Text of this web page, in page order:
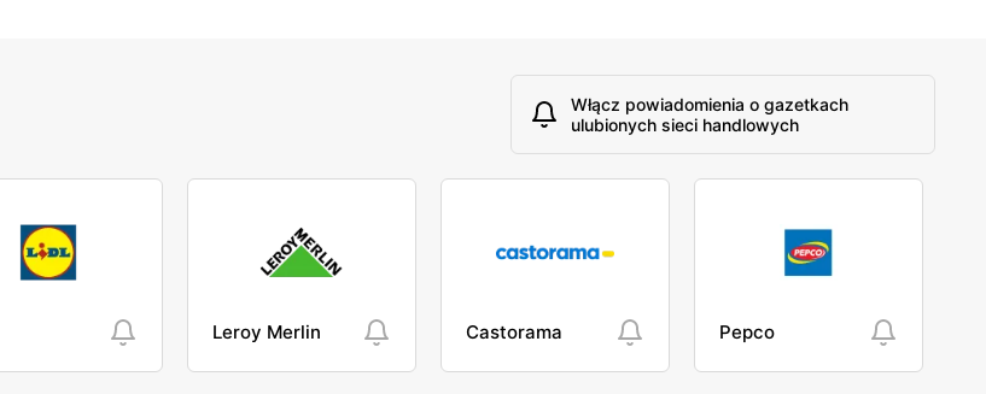
Włącz powiadomienia o gazetkach
ulubionych sieci handlowych
Leroy Merlin Castorama Pepco